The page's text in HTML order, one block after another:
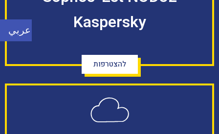
Kaspersky
להצטרפות
عربي